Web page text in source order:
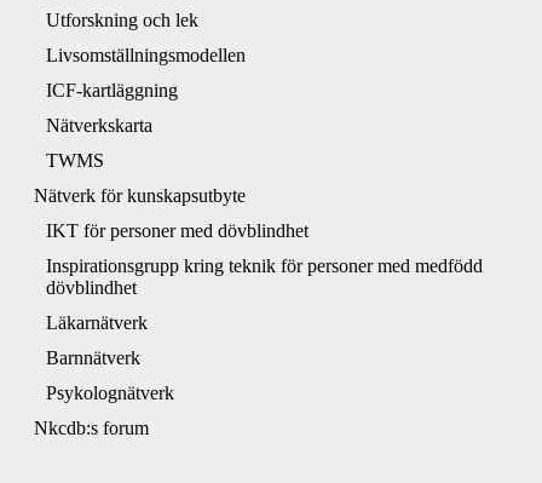
Utforskning och lek
Livsomställningsmodellen
ICF-kartläggning
Nätverkskarta
TWMS
Nätverk för kunskapsutbyte
IKT för personer med dövblindhet
Inspirationsgrupp kring teknik för personer med medfödd
dövblindhet
Läkarnätverk
Barnnätverk
Psykolognätverk
Nkcdb:s forum